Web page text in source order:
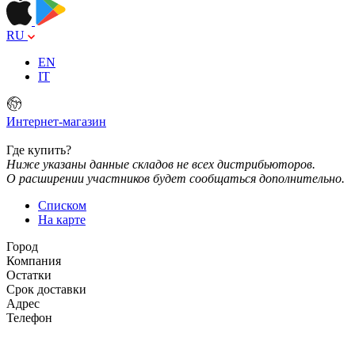
RU
EN
IT
Интернет-магазин
Где купить?
Ниже указаны данные складов не всех дистрибьюторов.
О расширении участников будет сообщаться дополнительно.
Списком
На карте
Город
Компания
Остатки
Срок доставки
Адрес
Телефон